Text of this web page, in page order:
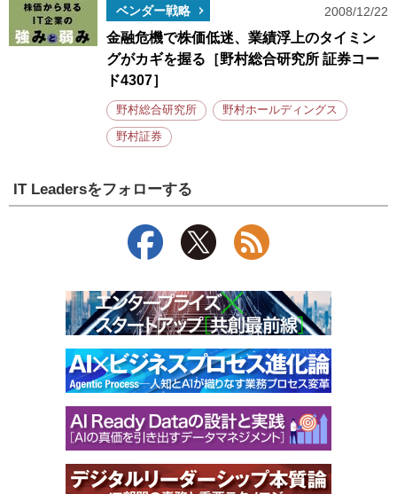
ベンダー戦略 2008/12/22
金融危機で株価低迷、業績浮上のタイミン
グがカギを握る［野村総合研究所 証券コー
ド4307］
野村総合研究所 野村ホールディングス
野村証券
IT Leadersをフォローする